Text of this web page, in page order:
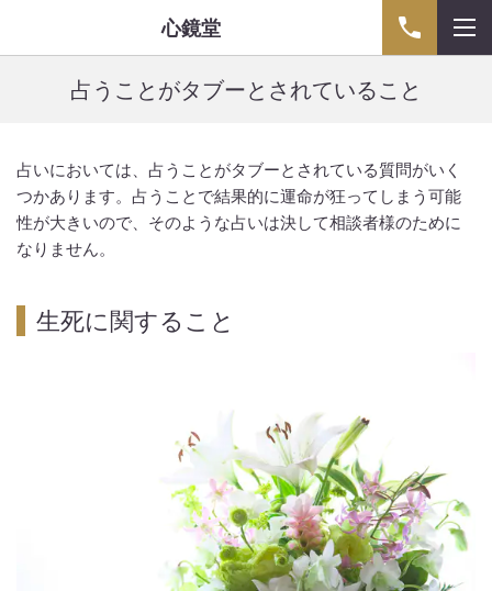
心鏡堂
占うことがタブーとされていること
占いにおいては、占うことがタブーとされている質問がいく
つかあります。占うことで結果的に運命が狂ってしまう可能
性が大きいので、そのような占いは決して相談者様のために
なりません。
生死に関すること